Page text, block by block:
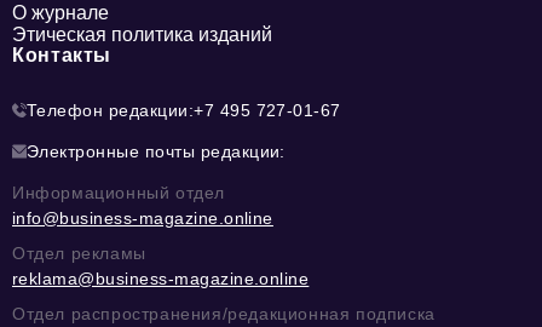
О журнале
Этическая политика изданий
Контакты
Телефон редакции:+7 495 727-01-67
Электронные почты редакции:
Информационный отдел
info@business-magazine.online
Отдел рекламы
reklama@business-magazine.online
Отдел распространения/редакционная подписка